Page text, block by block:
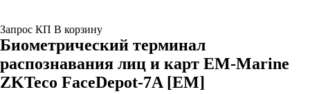
Запрос КП В корзину
Биометрический терминал
распознавания лиц и карт EM-Marine
ZKTeco FaceDepot-7A [EM]